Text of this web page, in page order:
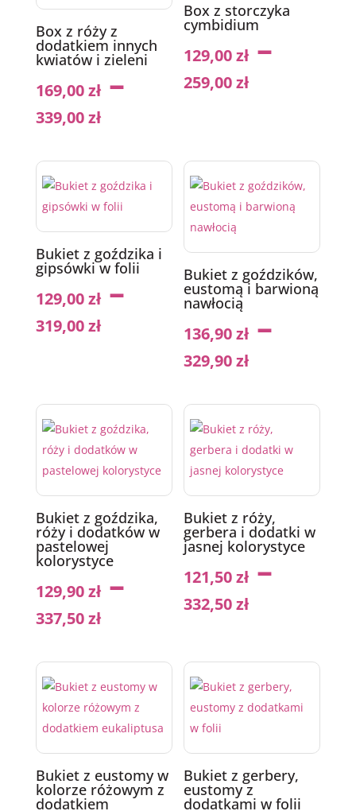
Box z róży z
dodatkiem innych
kwiatów i zieleni
169,00zł–
339,00zł
Box z storczyka
cymbidium
129,00zł–
259,00zł
Bukiet z goździka i
gipsówki w folii
129,00zł–
319,00zł
Bukiet z goździków,
eustomą i barwioną
nawłocią
136,90zł–
329,90zł
Bukiet z goździka,
róży i dodatków w
pastelowej
kolorystyce
129,90zł–
337,50zł
Bukiet z róży,
gerbera i dodatki w
jasnej kolorystyce
121,50zł–
332,50zł
Bukiet z eustomy w
kolorze różowym z
dodatkiem
Bukiet z gerbery,
eustomy z
dodatkami w folii